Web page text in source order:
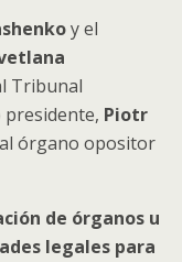
y el
Tribunal
presidente, Piotr
órgano opositor
de órganos u
legales para